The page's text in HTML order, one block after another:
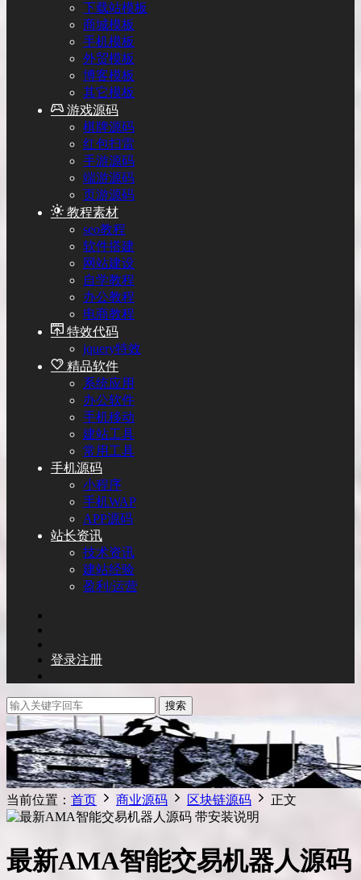
下载站模板
商城模板
手机模板
外贸模板
博客模板
其它模板
游戏源码
棋牌源码
红包扫雷
手游源码
端游源码
页游源码
教程素材
seo教程
软件搭建
网站建设
自学教程
办公教程
电商教程
特效代码
jquery特效
精品软件
系统应用
办公软件
手机移动
建站工具
常用工具
手机源码
小程序
手机WAP
APP源码
站长资讯
技术资讯
建站经验
盈利/运营
登录注册
搜索
当前位置： 首页 商业源码 区块链源码 正文
最新AMA智能交易机器人源码